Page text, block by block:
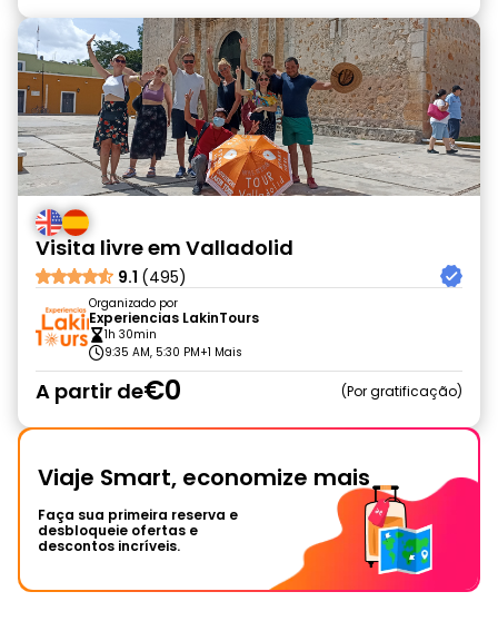
Visita livre em Valladolid
9.1 (495)
Organizado por
Experiencias LakinTours
1h 30min
9:35 AM, 5:30 PM+1 Mais
A partir de€0 Por gratificação
Viaje Smart, economize mais
Faça sua primeira reserva e
desbloqueie ofertas e
descontos incríveis.